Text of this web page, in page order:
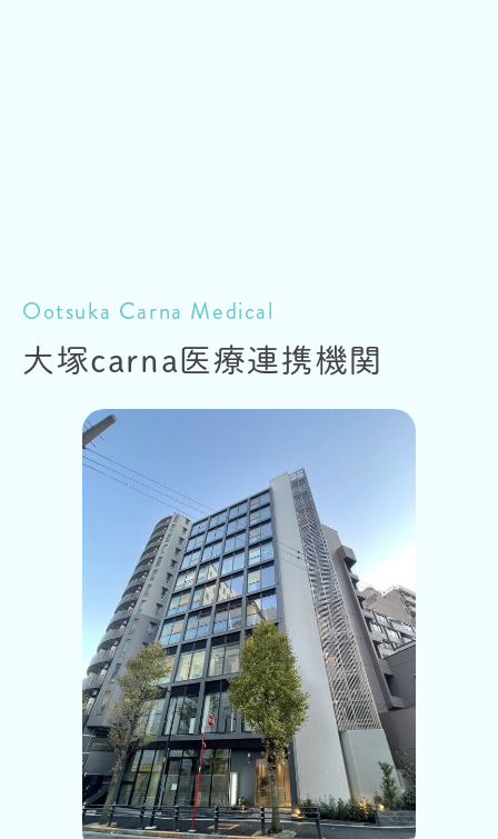
Ootsuka Carna Medical
大塚carna 医療連携機関